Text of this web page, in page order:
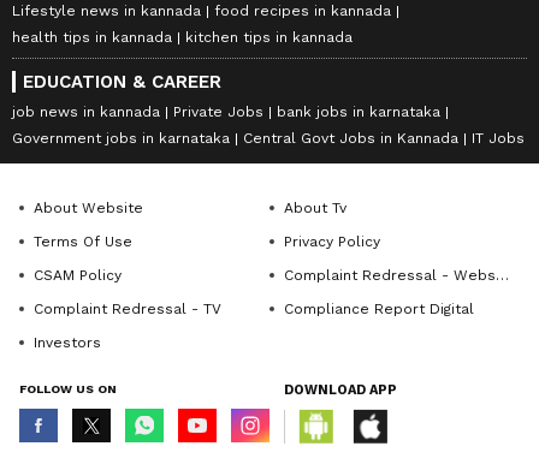
Lifestyle news in kannada
food recipes in kannada
health tips in kannada
kitchen tips in kannada
EDUCATION & CAREER
job news in kannada Private Jobs
bank jobs in karnataka
Government jobs in karnataka
Central Govt Jobs in Kannada IT Jobs
About Website
About Tv
Terms Of Use
Privacy Policy
CSAM Policy
Complaint Redressal - Website
Complaint Redressal - TV
Compliance Report Digital
Investors
FOLLOW US ON DOWNLOAD APP